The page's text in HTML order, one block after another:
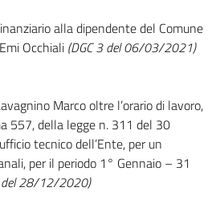
alla dipendente del Comune
Occhiali (DGC 3 del 06/03/2021)
Marco oltre l’orario di lavoro,
557, della legge n. 311 del 30
tecnico dell’Ente, per un
per il periodo 1° Gennaio – 31
del 28/12/2020)